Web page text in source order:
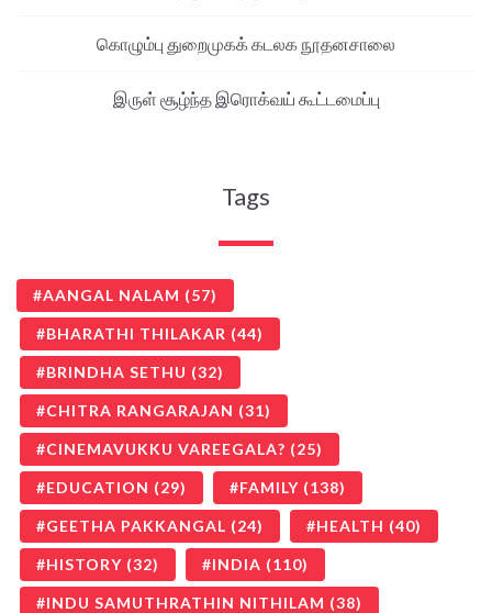
கொழும்பு துறைமுகக் கடலக நூதனசாலை
இருள் சூழ்ந்த இரொக்வய் கூட்டமைப்பு
Tags
AANGAL NALAM (57)
BHARATHI THILAKAR (44)
BRINDHA SETHU (32)
CHITRA RANGARAJAN (31)
CINEMAVUKKU VAREEGALA? (25)
EDUCATION (29) FAMILY (138)
GEETHA PAKKANGAL (24) HEALTH (40)
HISTORY (32) INDIA (110)
INDU SAMUTHRATHIN NITHILAM (38)